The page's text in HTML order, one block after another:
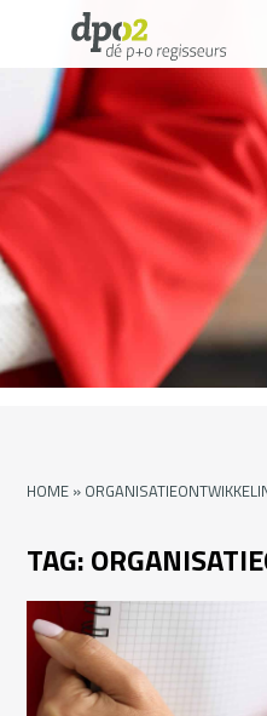
content
HOME »
TAG: